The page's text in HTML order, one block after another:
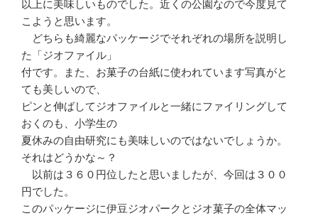
以上に美味しいものでした。近くの公園なので今度見て
こようと思います。
どちらも綺麗なパッケージでそれぞれの場所を説明し
た「ジオファイル」
付です。また、お菓子の台紙に使われています写真がと
ても美しいので、
ピンと伸ばしてジオファイルと一緒にファイリングして
おくのも、小学生の
夏休みの自由研究にも美味しいのではないでしょうか。
それはどうかな～？
以前は３６０円位したと思いましたが、今回は３００
円でした。
このパッケージに伊豆ジオパークとジオ菓子の全体マッ